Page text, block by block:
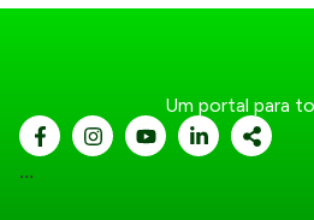
Um portal para
...